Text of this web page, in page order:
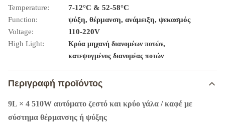
Temperature:
7-12°C & 52-58°C
Function:
ψύξη, θέρμανση, ανάμειξη, ψεκασμός
Voltage:
110-220V
High Light:
Κρύα μηχανή διανομέων ποτών,
κατεψυγμένος διανομέας ποτών
Περιγραφή προϊόντος
9L × 4 510W αυτόματο ζεστό και κρύο γάλα / καφέ με
σύστημα θέρμανσης ή ψύξης